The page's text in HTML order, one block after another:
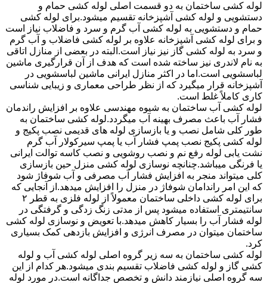
لوله کشی ساختمان به دو قسمت اصلی لوله کشی حمام و
دستشویی و لوله کشی آشپزخانه تقسیم میشود.برای لوله کشی
حمام و دستشویی به لوله کشی آب گرم و سرد و فاضلاب نیاز است
و برای لوله کشی آشپزخانه علاوه بر لوله کشی فاضلاب و آب گرم
و سرد به لوله کشی گاز نیز نیاز است.البته در بعضی از منازل اتاقی
به نام لاندری نیز ساخته شده است که هدف از آن قرارگیری ماشین
لباسشویی است.اما در اکثر منازل ایرانی ماشین لباسشویی در
آشپزخانه قرار میگیرد که از نظر طراحی معماری و زیبایی شناسی
کاری کاملاً غلط است.
لوله کشی آب ساختمان به شیوه مهندسی علاوه بر افزایش راندمان
فشار آب باعث مصرف بهینه آب میگردد.لوله کشی ساختمان به
طور کلی شامل نصب و یا بازسازی لوله های قدیمی نصب پکیج و
لوله کشی پکیج نصب پمپ فشار آب یا پمپ سیرکولار آب گرم
نشت یابی لوله رفع نم و نصب روشویی و نصب کاسه توالت ایرانی
یا فرنگی میباشد.چنانچه نوسازی لوله کشی منزل حین بازسازی
کلی میتواند منجر به افزایش فشار آب مصرفی و آب شوفاژ شود
که این امر راندامان شوفاژ در منزل را افزایش میدهد.از آنجایی که
برای لوله کشی داخلی ساختمان معمولاً از لوله فلزی به قطر ۲
سانتیمتری استفاده میشود پس از مدتی زنگ زدگی و گرفتگی در
لوله فشار آب را بسیار کاهش میدهد.با تعویض و نوسازی لوله کشی
ساختمان میتوان در مصرف انرژی و افزایش بازدهی کمک بسیاری
کرد.
لوله کشی ساختمان به سه زیر گروه اصلی لوله کشی آب و لوله
کشی گاز و لوله کشی فاضلاب تقسیم بندی میشود.هر کدام از این
سه گروه اصلی نیازمند دانش و تخصص جداگانه است.در مورد لوله